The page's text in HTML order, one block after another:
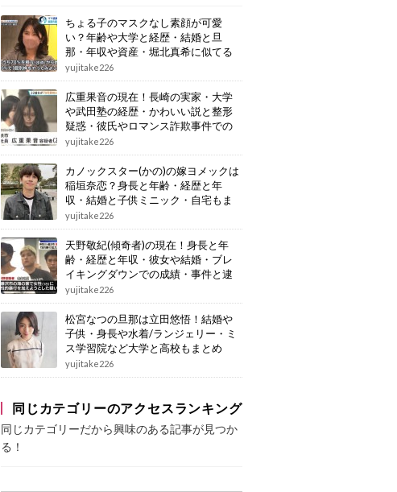
ちょる子のマスクなし素顔が可愛
い？年齢や大学と経歴・結婚と旦
那・年収や資産・堀北真希に似てる
画像もまとめ
yujitake226
広重果音の現在！長崎の実家・大学
や武田塾の経歴・かわいい説と整形
疑惑・彼氏やロマンス詐欺事件での
逮捕もまとめ
yujitake226
カノックスター(かの)の嫁ヨメックは
稲垣奈恋？身長と年齢・経歴と年
収・結婚と子供ミニック・自宅もま
とめ
yujitake226
天野敬紀(傾奇者)の現在！身長と年
齢・経歴と年収・彼女や結婚・ブレ
イキングダウンでの成績・事件と逮
捕もまとめ
yujitake226
松宮なつの旦那は立田悠悟！結婚や
子供・身長や水着/ランジェリー・ミ
ス学習院など大学と高校もまとめ
yujitake226
同じカテゴリーのアクセスランキング
同じカテゴリーだから興味のある記事が見つか
る！